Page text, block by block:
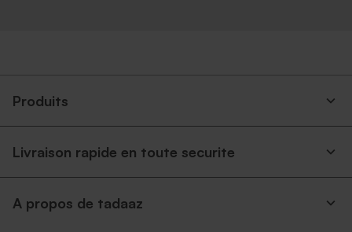
Enveloppe rectangulaire
argent
Produits
Livraison rapide en toute securite
A propos de tadaaz